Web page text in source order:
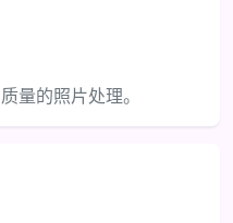
量的照片处理。